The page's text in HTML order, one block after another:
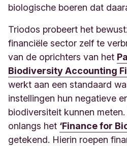
biologische boeren dat
Triodos probeert het
financiële sector zelf te
van de oprichters van het
Biodiversity Accounting
werkt aan een standaard
instellingen hun negatieve
biodiversiteit kunnen
onlangs het ‘Finance for
getekend. Hierin roepen